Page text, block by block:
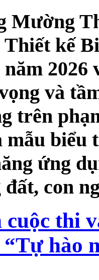
Mường
Thiết kế
và
trên
mẫu
ứng
đất, con
thi
“Tự hào